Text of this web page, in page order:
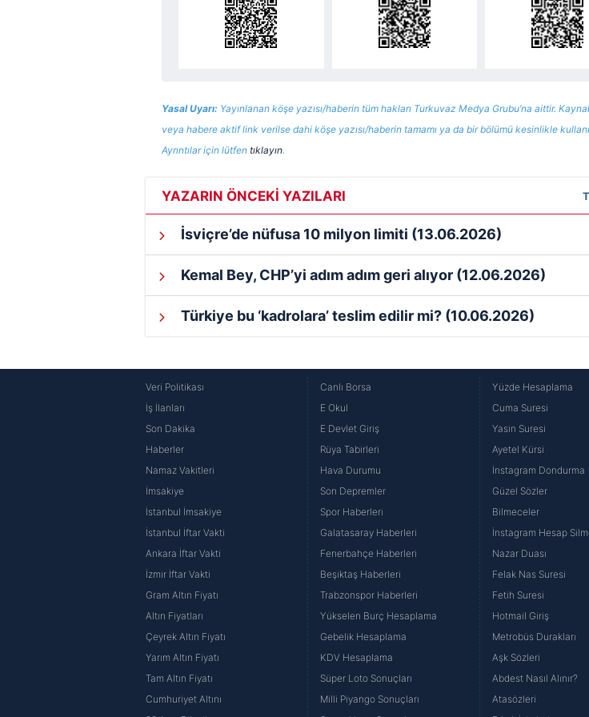
Yasal Uyarı: Yayınlanan köşe yazısı/haberin tüm hakları Turkuvaz Medya Grubu’na aittir.
veya habere aktif link verilse dahi köşe yazısı/haberin tamamı ya da bir bölümü kesinlikle
Ayrıntılar için lütfen tıklayın.
YAZARIN ÖNCEKİ YAZILARI
İsviçre’de nüfusa 10 milyon limiti (13.06.2026)
Kemal Bey, CHP’yi adım adım geri alıyor (12.06.2026)
Türkiye bu ‘kadrolara’ teslim edilir mi? (10.06.2026)
Veri Politikası
İş İlanları
Son Dakika
Haberler
Namaz Vakitleri
İmsakiye
İstanbul İmsakiye
İstanbul İftar Vakti
Ankara İftar Vakti
İzmir İftar Vakti
Gram Altın Fiyatı
Altın Fiyatları
Çeyrek Altın Fiyatı
Yarım Altın Fiyatı
Tam Altın Fiyatı
Cumhuriyet Altını
Canlı Borsa
E Okul
E Devlet Giriş
Rüya Tabirleri
Hava Durumu
Son Depremler
Spor Haberleri
Galatasaray Haberleri
Fenerbahçe Haberleri
Beşiktaş Haberleri
Trabzonspor Haberleri
Yükselen Burç Hesaplama
Gebelik Hesaplama
KDV Hesaplama
Süper Loto Sonuçları
Milli Piyango Sonuçları
Yüzde Hesaplama
Cuma Suresi
Yasin Suresi
Ayetel Kürsi
İnstagram Dondurma
Güzel Sözler
Bilmeceler
İnstagram Hesap
Nazar Duası
Felak Nas Suresi
Fetih Suresi
Hotmail Giriş
Metrobüs Durakları
Aşk Sözleri
Abdest Nasıl Alınır?
Atasözleri